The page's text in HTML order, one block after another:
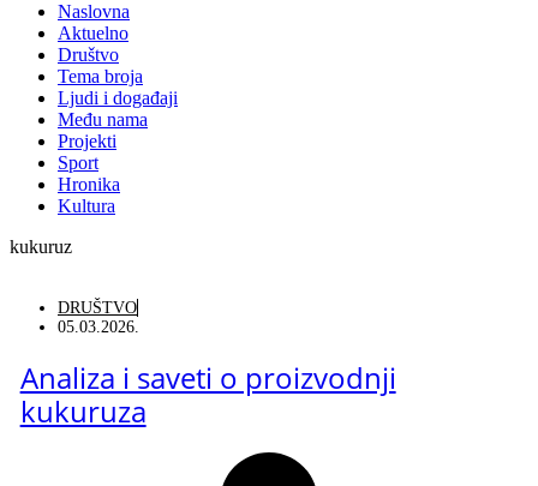
Naslovna
Aktuelno
Društvo
Tema broja
Ljudi i događaji
Među nama
Projekti
Sport
Hronika
Kultura
kukuruz
DRUŠTVO
05.03.2026.
Analiza i saveti o proizvodnji
kukuruza